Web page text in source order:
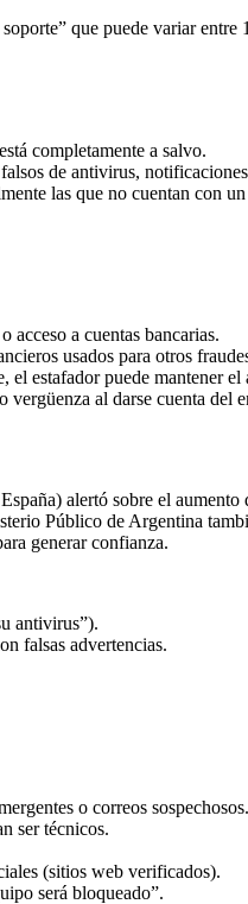
que puede variar
completamente a salvo.
de antivirus,
las que no cuentan con
acceso a cuentas bancarias.
usados para otros
el estafador puede mantener el
vergüenza al darse cuenta del
alertó sobre el aumento
Público de Argentina
generar confianza.
antivirus”).
falsas advertencias.
o correos sospechosos.
ser técnicos.
(sitios web verificados).
será bloqueado”.